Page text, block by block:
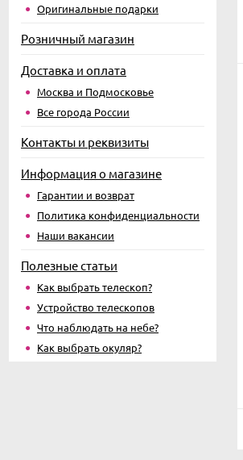
Оригинальные подарки
Розничный магазин
Доставка и оплата
Москва и Подмосковье
Все города России
Контакты и реквизиты
Информация о магазине
Гарантии и возврат
Политика конфиденциальности
Наши вакансии
Полезные статьи
Как выбрать телескоп?
Устройство телескопов
Что наблюдать на небе?
Как выбрать окуляр?